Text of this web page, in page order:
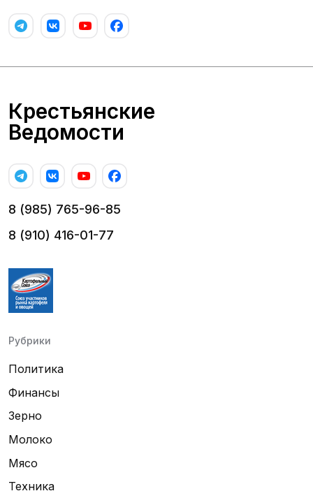
Крестьянские
Ведомости
8 (985) 765-96-85
8 (910) 416-01-77
Рубрики
Политика
Финансы
Зерно
Молоко
Мясо
Техника